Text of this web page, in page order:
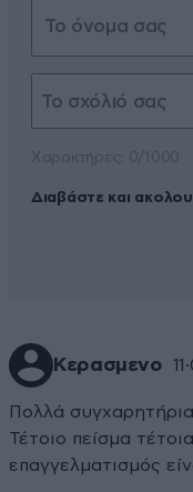
Διαβάστε και
Κερασμενο
Πολλά
Τέτοιο πείσμα
επαγγελματισμός